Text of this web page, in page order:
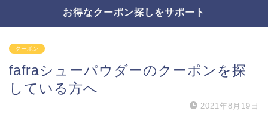
お得なクーポン探しをサポート
クーポン
fafraシューパウダーのクーポンを探
している方へ
2021年8月19日